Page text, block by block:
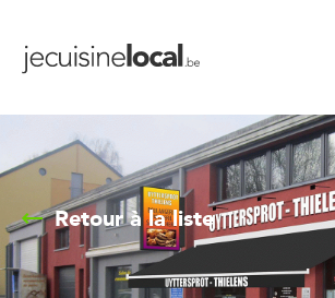
Retour à la liste